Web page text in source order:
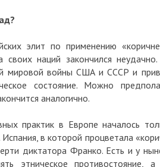
элит по применению
своих наций закончился
мировой войны США и СССР и
состояние. Можно
аналогично.
практик в Европе началось
в которой процветала
диктатора Франко. Есть и у
этническое